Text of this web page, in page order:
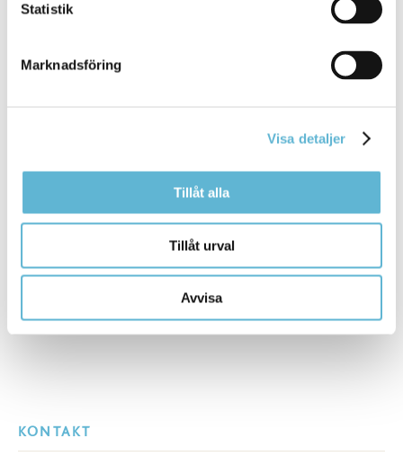
Statistik
Marknadsföring
Visa detaljer
Tillåt alla
Tillåt urval
Avvisa
Conny Egrenius
Sidan senast uppdaterad:den 2 October 2023
KONTAKT